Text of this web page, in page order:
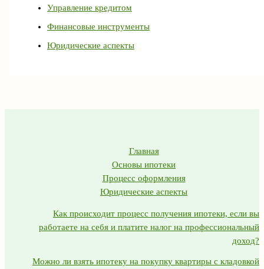
Управление кредитом
Финансовые инструменты
Юридические аспекты
Главная
Основы ипотеки
Процесс оформления
Юридические аспекты
Как происходит процесс получения ипотеки, если вы
работаете на себя и платите налог на профессиональный
доход?
Можно ли взять ипотеку на покупку квартиры с кладовкой